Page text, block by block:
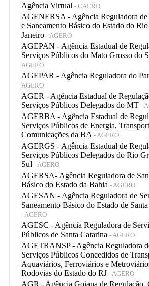
Agência Virtual - CAERD
AGENERSA - Agência Reguladora de
e Saneamento Básico do Estado do
Janeiro - AGERO
AGEPAN - Agência Estadual de
Serviços Públicos do Mato Grosso do
AGERO
AGEPAR - Agência Reguladora do
AGERO
AGER - Agência Estadual de
Serviços Públicos Delegados do MT -
AGERBA - Agência Estadual de
Serviços Públicos de Energia,
Comunicações da BA - AGERO
AGERGS - Agência Estadual de
Serviços Públicos Delegados do Rio
Sul - AGERO
AGERSA- Agência Reguladora de
Básico do Estado da Bahia - AGERO
AGESAN - Agência Reguladora de
Saneamento Básico do Estado de
- AGERO
AGESC - Agência Reguladora de
Públicos de Santa Catarina - AGERO
AGETRANSP - Agência Reguladora
Serviços Públicos Concedidos de
Aquaviários, Ferroviários e
Rodovias do Estado do RJ - AGERO
AGR - Agência Goiana de Regulação,